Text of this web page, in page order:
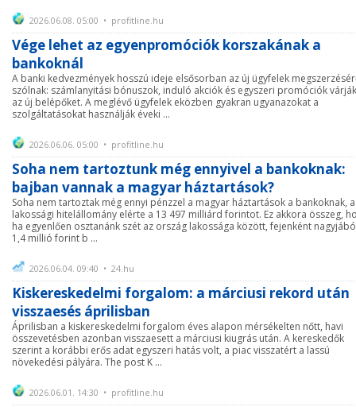
2026.06.08. 05:00 • profitline.hu
Vége lehet az egyenpromóciók korszakának a
bankoknál
A banki kedvezmények hosszú ideje elsősorban az új ügyfelek
szólnak: számlanyitási bónuszok, induló akciók és egyszeri promóciók várják
az új belépőket. A meglévő ügyfelek eközben gyakran ugyanazokat a
szolgáltatásokat használják éveki ...
2026.06.06. 05:00 • profitline.hu
Soha nem tartoztunk még ennyivel a bankoknak:
bajban vannak a magyar háztartások?
Soha nem tartoztak még ennyi pénzzel a magyar háztartások a bankoknak, a
lakossági hitelállomány elérte a 13 497 milliárd forintot. Ez akkora összeg,
ha egyenlően osztanánk szét az ország lakossága között, fejenként
1,4 millió forint b ...
2026.06.04. 09:40 • 24.hu
Kiskereskedelmi forgalom: a márciusi rekord után
visszaesés áprilisban
Áprilisban a kiskereskedelmi forgalom éves alapon mérsékelten nőtt, havi
összevetésben azonban visszaesett a márciusi kiugrás után. A kereskedők
szerint a korábbi erős adat egyszeri hatás volt, a piac visszatért a lassú
növekedési pályára. The post K ...
2026.06.01. 14:30 • profitline.hu